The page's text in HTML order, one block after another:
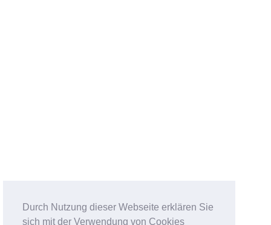
Durch Nutzung dieser Webseite erklären Sie
sich mit der Verwendung von Cookies